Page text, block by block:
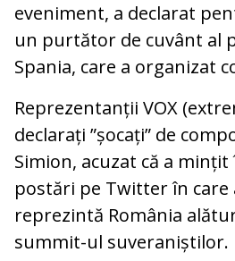
eveniment, a declarat
un purtător de cuvânt al
Spania, care a organizat
Reprezentanții VOX
declarați ”șocați” de
Simion, acuzat că a
postări pe Twitter în care
reprezintă România
summit-ul suveraniștilor.